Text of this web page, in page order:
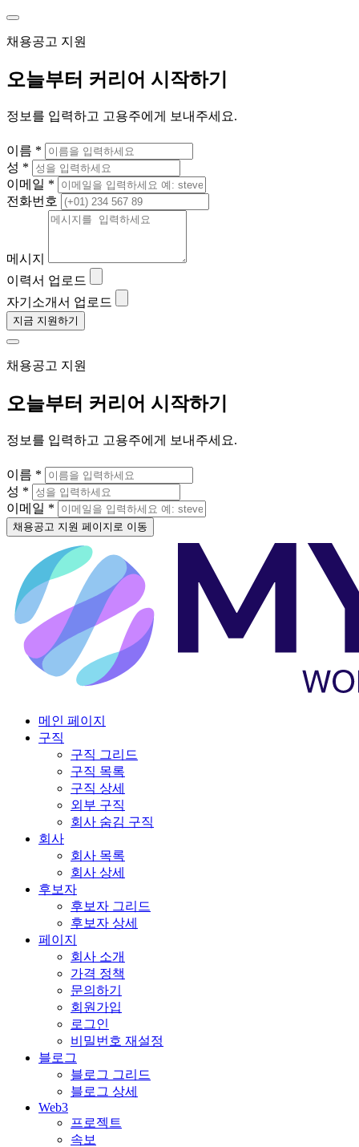
채용공고 지원
오늘부터 커리어 시작하기
정보를 입력하고 고용주에게 보내주세요.
이름 *
성 *
이메일 *
전화번호
메시지
이력서 업로드
자기소개서 업로드
지금 지원하기
채용공고 지원
오늘부터 커리어 시작하기
정보를 입력하고 고용주에게 보내주세요.
이름 *
성 *
이메일 *
채용공고 지원 페이지로 이동
메인 페이지
구직
구직 그리드
구직 목록
구직 상세
외부 구직
회사 숨김 구직
회사
회사 목록
회사 상세
후보자
후보자 그리드
후보자 상세
페이지
회사 소개
가격 정책
문의하기
회원가입
로그인
비밀번호 재설정
블로그
블로그 그리드
블로그 상세
Web3
프로젝트
속보